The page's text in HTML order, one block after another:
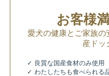
お客様
愛犬の健康とご家族の
産ドッ
✓ 良質な国産食材のみ使用
✓ わたしたちも食べられる